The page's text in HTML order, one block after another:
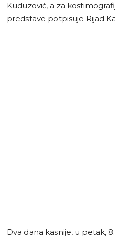
Kuduzović, a za
predstave potpisuje Rijad
Dva dana kasnije, u petak,